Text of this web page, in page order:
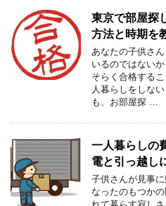
東京で部屋探
方法と時期を
あなたの子供さ
いるのではない
そらく合格する
人暮らしをしな
も、お部屋探 …
一人暮らしの
電と引っ越し
子供さんが見事
なったのもつか